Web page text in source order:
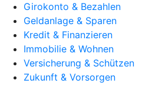
Girokonto & Bezahlen
Geldanlage & Sparen
Kredit & Finanzieren
Immobilie & Wohnen
Versicherung & Schützen
Zukunft & Vorsorgen